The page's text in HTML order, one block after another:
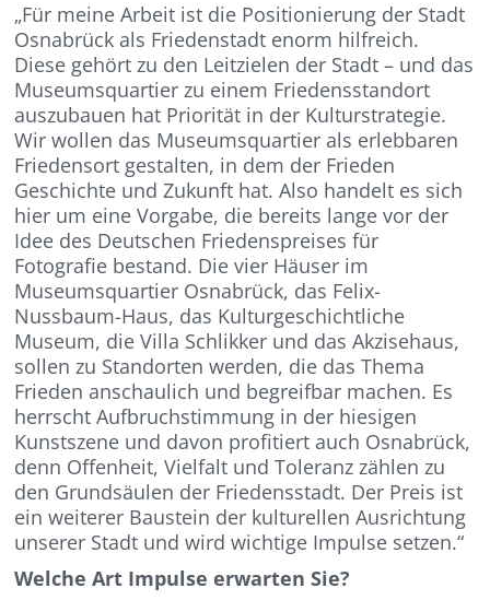
„Für meine Arbeit ist die Positionierung der Stadt
Osnabrück als Friedenstadt enorm hilfreich.
Diese gehört zu den Leitzielen der Stadt – und das
Museumsquartier zu einem Friedensstandort
auszubauen hat Priorität in der Kulturstrategie.
Wir wollen das Museumsquartier als erlebbaren
Friedensort gestalten, in dem der Frieden
Geschichte und Zukunft hat. Also handelt es sich
hier um eine Vorgabe, die bereits lange vor der
Idee des Deutschen Friedenspreises für
Fotografie bestand. Die vier Häuser im
Museumsquartier Osnabrück, das Felix-
Nussbaum-Haus, das Kulturgeschichtliche
Museum, die Villa Schlikker und das Akzisehaus,
sollen zu Standorten werden, die das Thema
Frieden anschaulich und begreifbar machen. Es
herrscht Aufbruchstimmung in der hiesigen
Kunstszene und davon profitiert auch Osnabrück,
denn Offenheit, Vielfalt und Toleranz zählen zu
den Grundsäulen der Friedensstadt. Der Preis ist
ein weiterer Baustein der kulturellen Ausrichtung
unserer Stadt und wird wichtige Impulse setzen.“
Welche Art Impulse erwarten Sie?